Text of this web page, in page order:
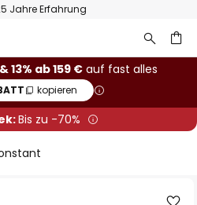
Jahre Erfahrung
13% ab 159 €auf fast alles
kopieren
Bis zu -70%